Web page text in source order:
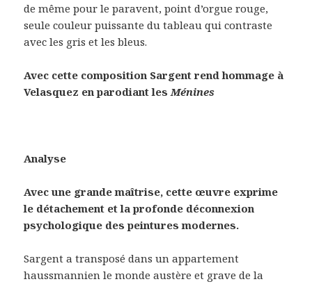
de même pour le paravent, point d’orgue rouge,
seule couleur puissante du tableau qui contraste
avec les gris et les bleus.
Avec cette composition Sargent rend hommage à
Velasquez en parodiant lesMénines
Analyse
Avec une grande maîtrise, cette œuvre exprime
le détachement et la profonde déconnexion
psychologique des peintures modernes.
Sargent a transposé dans un appartement
haussmannien le monde austère et grave de la